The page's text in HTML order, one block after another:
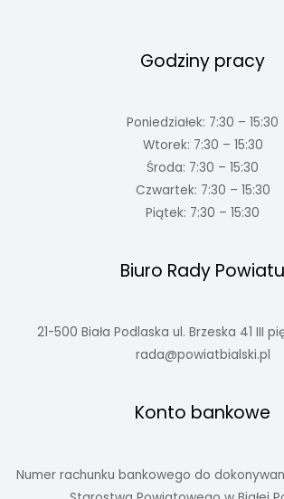
Godziny pracy
Poniedziałek: 7:30 – 15:30
Wtorek: 7:30 – 15:30
Środa: 7:30 – 15:30
Czwartek: 7:30 – 15:30
Piątek: 7:30 – 15:30
Biuro Rady Powiatu
21-500 Biała Podlaska ul. Brzeska 41 III
rada@powiatbialski.pl
Konto bankowe
Numer rachunku bankowego do